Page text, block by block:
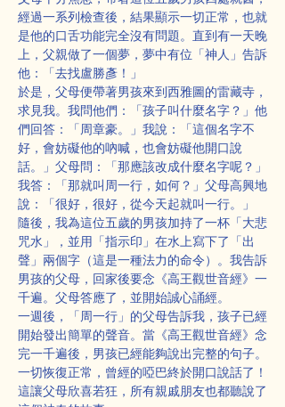
經過一系列檢查後，結果顯示一切正常，也就
是他的口舌功能完全沒有問題。直到有一天晚
上，父親做了一個夢，夢中有位「神人」告訴
他：「去找盧勝彥！」
於是，父母便帶著男孩來到西雅圖的雷藏寺，
求見我。我問他們：「孩子叫什麼名字？」他
們回答：「周章豪。」我說：「這個名字不
好，會妨礙他的吶喊，也會妨礙他開口說
話。」父母問：「那應該改成什麼名字呢？」
我答：「那就叫周一行，如何？」父母高興地
說：「很好，很好，從今天起就叫一行。」
隨後，我為這位五歲的男孩加持了一杯「大悲
咒水」，並用「指示印」在水上寫下了「出
聲」兩個字（這是一種法力的命令）。我告訴
男孩的父母，回家後要念《高王觀世音經》一
千遍。父母答應了，並開始誠心誦經。
一週後，「周一行」的父母告訴我，孩子已經
開始發出簡單的聲音。當《高王觀世音經》念
完一千遍後，男孩已經能夠說出完整的句子。
一切恢復正常，曾經的啞巴終於開口說話了！
這讓父母欣喜若狂，所有親戚朋友也都聽說了